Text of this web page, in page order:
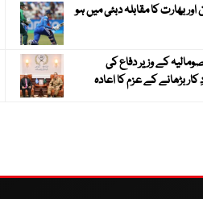
2026، پاکستان اور بھارت کا مقابلہ دبئی میں ہو
کے وزیر دفاع کی
کار بڑھانے کے عزم کا اعادہ